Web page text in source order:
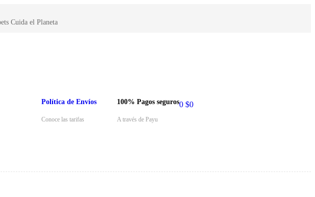
Cuida el Planeta
Política de Envíos
Conoce las tarifas
100% Pagos seguros
A través de Payu
0 $0